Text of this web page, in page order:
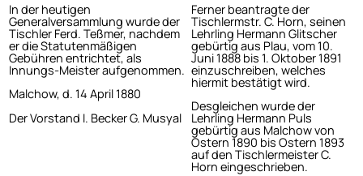
In der heutigen
Generalversammlung wurde der
Tischler Ferd. Teßmer, nachdem
er die Statutenmäßigen
Gebühren entrichtet, als
Innungs-Meister aufgenommen.
Malchow, d. 14 April 1880
Der Vorstand I. Becker G. Musyal
Ferner beantragte der
Tischlermstr. C. Horn, seinen
Lehrling Hermann Glitscher
gebürtig aus Plau, vom 10.
Juni 1888 bis 1. Oktober 1891
einzuschreiben, welches
hiermit bestätigt wird.
Desgleichen wurde der
Lehrling Hermann Puls
gebürtig aus Malchow von
Ostern 1890 bis Ostern 1893
auf den Tischlermeister C.
Horn eingeschrieben.